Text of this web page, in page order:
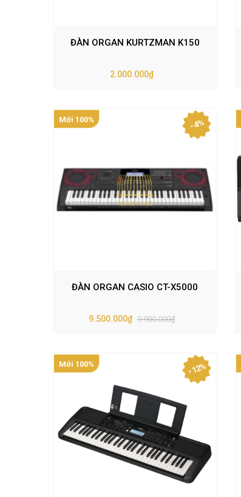
ĐÀN ORGAN KURTZMAN K150
2.000.000₫
- 4%
Mới 100%
ĐÀN ORGAN CASIO CT-X5000
9.500.000₫ 9.900.000₫
- 12%
Mới 100%